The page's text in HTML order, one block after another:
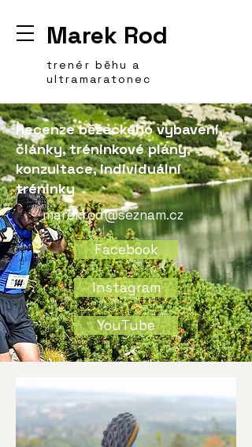
Marek Rod
trenér běhu a
ultramaratonec
Recenze běžeckého vybavení,
články, tréninkové plány,
konzultace, individuální
tréninky
marekrod@seznam.cz
Facebook
Instagram
YouTube